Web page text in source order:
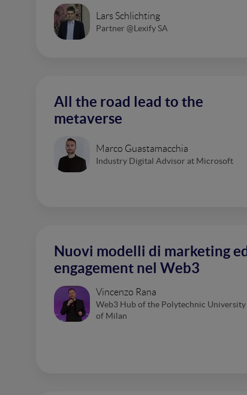
Lars Schlichting
Partner @Lexify SA
All the road lead to the
metaverse
Marco Guastamacchia
Industry Digital Advisor at Microsoft
Nuovi modelli di marketing ed
engagement nel Web3
Vincenzo Rana
Web3 Hub of the Polytechnic University
of Milan